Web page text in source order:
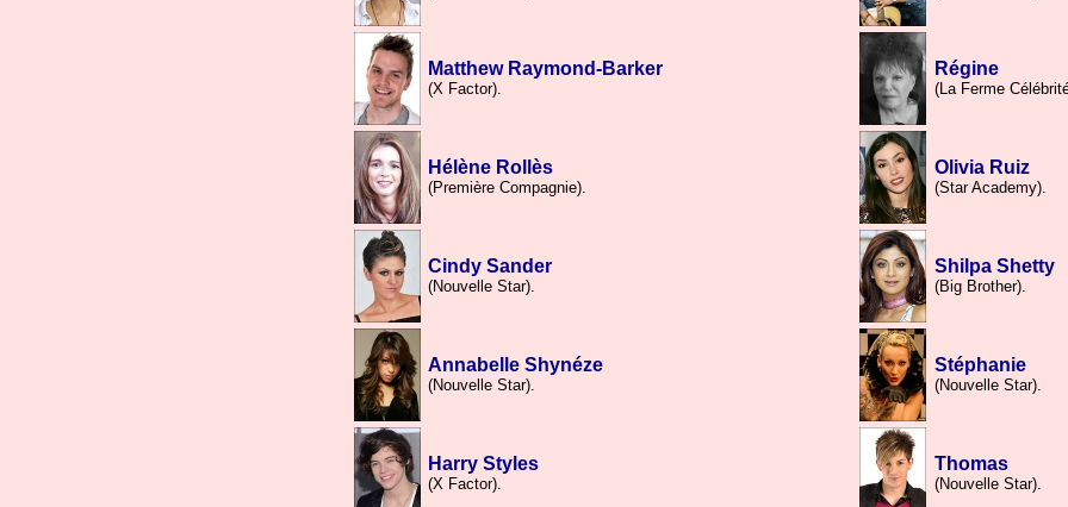
Matthew Raymond-Barker
(X Factor).
Régine
(La Ferme
Hélène Rollès
(Première Compagnie).
Olivia Ruiz
(Star Academy).
Cindy Sander
(Nouvelle Star).
Shilpa Shetty
(Big Brother).
Annabelle Shynéze
(Nouvelle Star).
Stéphanie
(Nouvelle Star).
Harry Styles
(X Factor).
Thomas
(Nouvelle Star).